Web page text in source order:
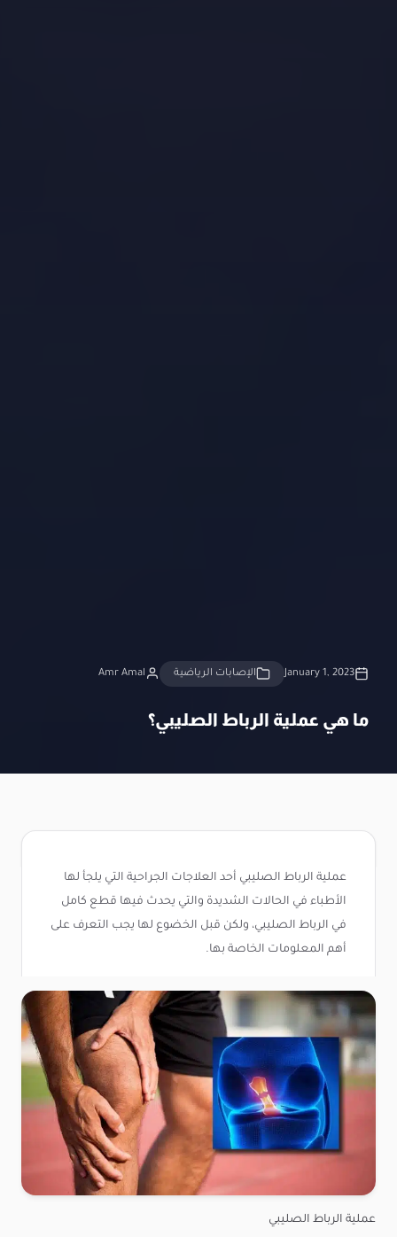
January 1, 2023 الإصابات الرياضية Amr Amal
ما هي عملية الرباط الصليبي؟
عملية الرباط الصليبي أحد العلاجات الجراحية التي يلجأ لها
الأطباء في الحالات الشديدة والتي يحدث فيها قطع كامل
في الرباط الصليبي، ولكن قبل الخضوع لها يجب التعرف على
أهم المعلومات الخاصة بها.
عملية الرباط الصليبي